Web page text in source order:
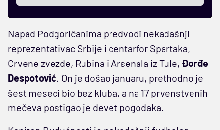
Napad Podgoričanima predvodi nekadašnji
reprezentativac Srbije i centarfor Spartaka,
Crvene zvezde, Rubina i Arsenala iz Tule, Đorđe
Despotović. On je došao januaru, prethodno je
šest meseci bio bez kluba, a na 17 prvenstvenih
mečeva postigao je devet pogodaka.